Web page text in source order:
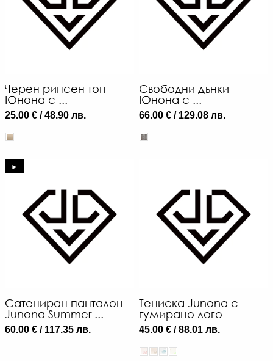
Черен рипсен топ
Юнона с ...
25.00 € / 48.90 лв.
Свободни дънки
Юнона с ...
66.00 € / 129.08 лв.
►
Сатениран панталон
Junona Summer ...
60.00 € / 117.35 лв.
Тениска Junona с
гумирано лого
45.00 € / 88.01 лв.